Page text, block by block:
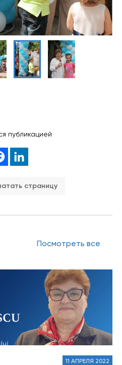
публикацией
страницу
Посмотреть все
11 АПРЕЛЯ 2022